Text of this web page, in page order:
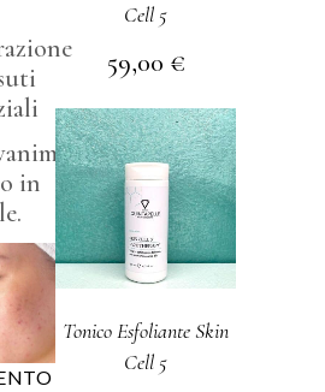
in
Cell 5
59,00 €
Tonico Esfoliante Skin
Cell 5